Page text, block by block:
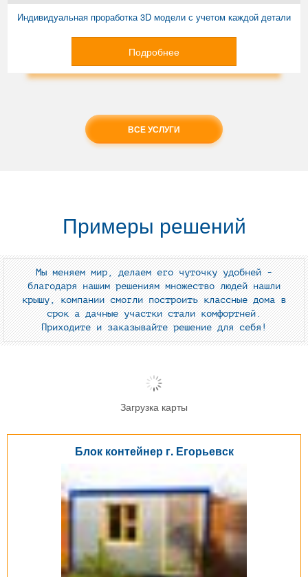
Индивидуальная проработка 3D модели с учетом каждой детали
Подробнее
ВСЕ УСЛУГИ
Примеры решений
Мы меняем мир, делаем его чуточку удобней -
благодаря нашим решениям множество людей нашли
крышу, компании смогли построить классные дома в
срок а дачные участки стали комфортней.
Приходите и заказывайте решение для себя!
Загрузка карты
Блок контейнер г. Егорьевск